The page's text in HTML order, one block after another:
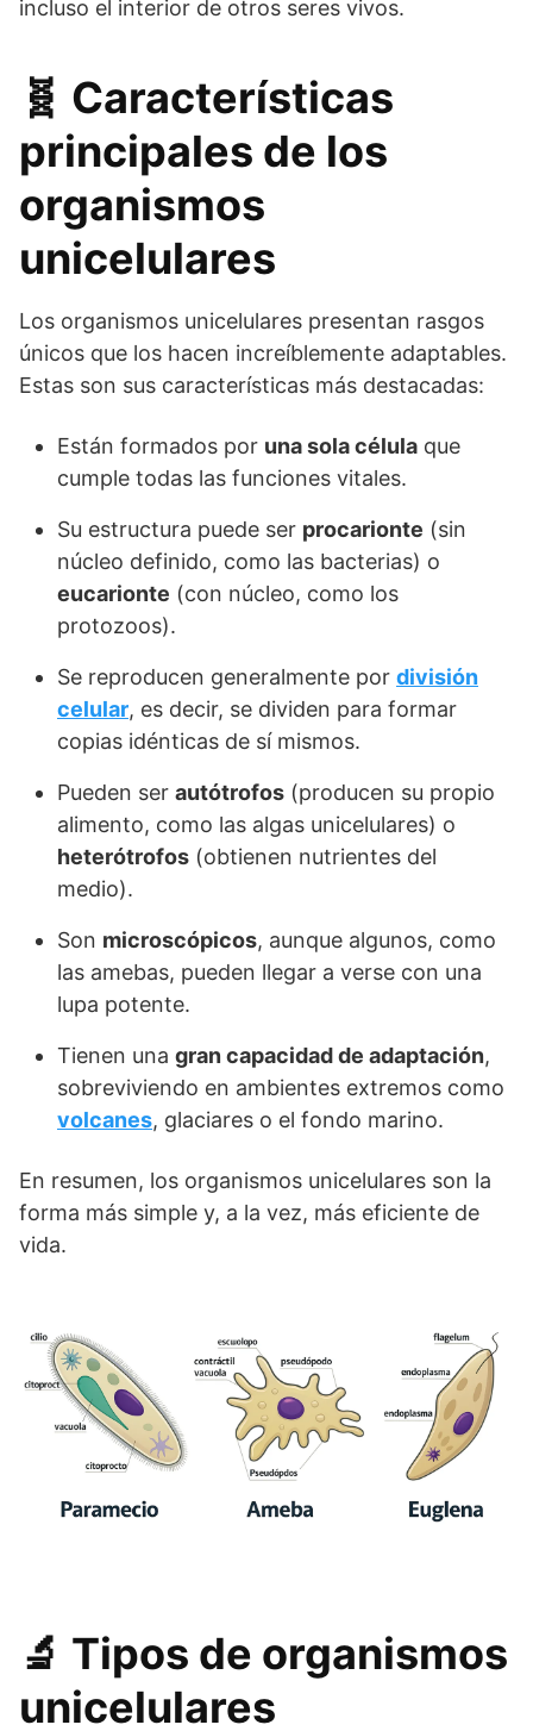
incluso el interior de otros seres vivos.
🧬 Características
principales de los
organismos
unicelulares
Los organismos unicelulares presentan rasgos
únicos que los hacen increíblemente adaptables.
Estas son sus características más destacadas:
Están formados por una sola célula que
cumple todas las funciones vitales.
Su estructura puede ser procarionte (sin
núcleo definido, como las bacterias) o
eucarionte (con núcleo, como los
protozoos).
Se reproducen generalmente por división
celular, es decir, se dividen para formar
copias idénticas de sí mismos.
Pueden ser autótrofos (producen su propio
alimento, como las algas unicelulares) o
heterótrofos (obtienen nutrientes del
medio).
Son microscópicos, aunque algunos, como
las amebas, pueden llegar a verse con una
lupa potente.
Tienen una gran capacidad de adaptación,
sobreviviendo en ambientes extremos como
volcanes, glaciares o el fondo marino.
En resumen, los organismos unicelulares son la
forma más simple y, a la vez, más eficiente de
vida.
🔬 Tipos de organismos
unicelulares